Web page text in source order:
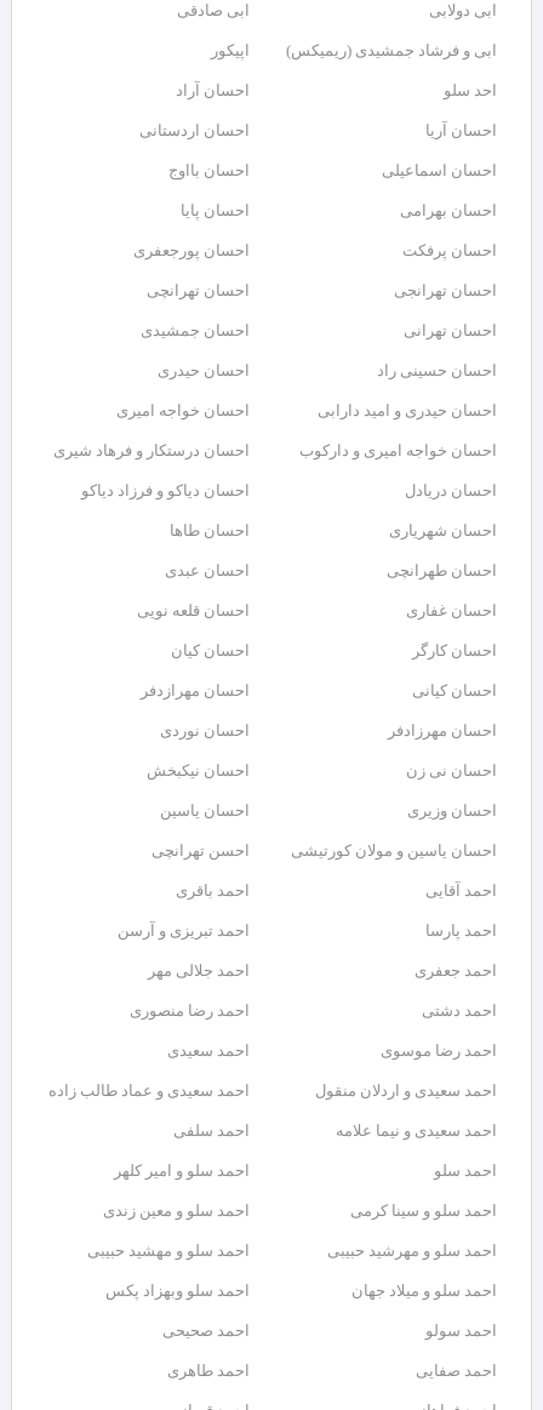
ابی دولابی ابی صادقی
ابی و فرشاد جمشیدی (ریمیکس) اپیکور
احد سلو احسان آراد
احسان آریا احسان اردستانی
احسان اسماعیلی احسان بااوج
احسان بهرامی احسان پایا
احسان پرفکت احسان پورجعفری
احسان تهرانجی احسان تهرانچی
احسان تهرانی احسان جمشیدی
احسان حسینی راد احسان حیدری
احسان حیدری و امید دارابی احسان خواجه امیری
احسان خواجه امیری و دارکوب احسان درستكار و فرهاد شيرى
احسان دریادل احسان دیاکو و فرزاد دیاکو
احسان شهریاری احسان طاها
احسان طهرانچی احسان عبدی
احسان غفاری احسان قلعه نویی
احسان کارگر احسان کیان
احسان کیانی احسان مهرازدفر
احسان مهرزادفر احسان نوردی
احسان نی زن احسان نیکبخش
احسان وزیری احسان یاسین
احسان یاسین و مولان کورتیشی احسن تهرانچی
احمد آقایی احمد باقری
احمد پارسا احمد تبریزی و آرسن
احمد جعفری احمد جلالی مهر
احمد دشتی احمد رضا منصوری
احمد رضا موسوی احمد سعیدی
احمد سعیدی و اردلان منقول احمد سعیدی و عماد طالب زاده
احمد سعیدی و نیما علامه احمد سلفی
احمد سلو احمد سلو و امیر کلهر
احمد سلو و سینا کرمی احمد سلو و معین زندی
احمد سلو و مهرشید حبیبی احمد سلو و مهشید حبیبی
احمد سلو و میلاد جهان احمد سلو وبهزاد پکس
احمد سولو احمد صحیحی
احمد صفایی احمد طاهری